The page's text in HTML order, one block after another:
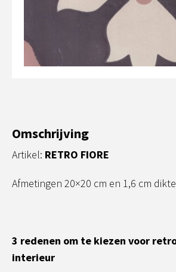
Omschrijving
Artikel: RETRO FIORE
Afmetingen 20×20 cm en 1,6 cm dikte
3 redenen om te kiezen voor
interieur